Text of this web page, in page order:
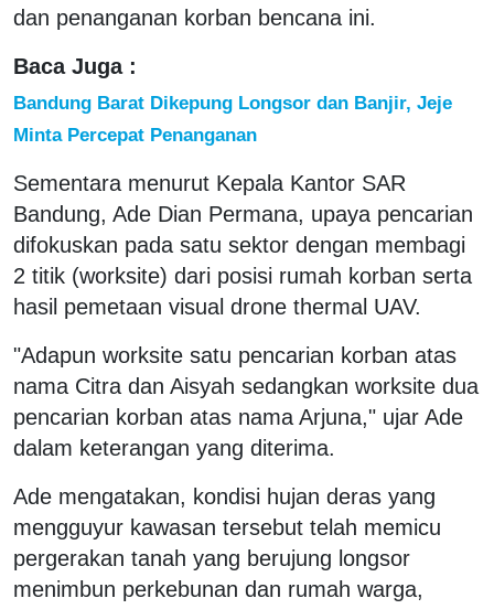
dan penanganan korban bencana ini.
Baca Juga :
Bandung Barat Dikepung Longsor dan Banjir, Jeje
Minta Percepat Penanganan
Sementara menurut Kepala Kantor SAR
Bandung, Ade Dian Permana, upaya pencarian
difokuskan pada satu sektor dengan membagi
2 titik (worksite) dari posisi rumah korban serta
hasil pemetaan visual drone thermal UAV.
"Adapun worksite satu pencarian korban atas
nama Citra dan Aisyah sedangkan worksite dua
pencarian korban atas nama Arjuna," ujar Ade
dalam keterangan yang diterima.
Ade mengatakan, kondisi hujan deras yang
mengguyur kawasan tersebut telah memicu
pergerakan tanah yang berujung longsor
menimbun perkebunan dan rumah warga,